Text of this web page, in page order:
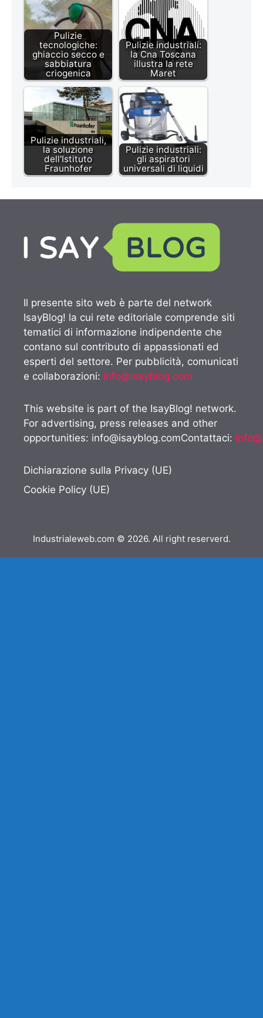
Pulizie
tecnologiche:
ghiaccio secco e
sabbiatura
criogenica
Pulizie industriali:
la Cna Toscana
illustra la rete
Maret
Pulizie industriali,
la soluzione
dell'Istituto
Fraunhofer
Pulizie industriali:
gli aspiratori
universali di liquidi
Il presente sito web è parte del network
IsayBlog! la cui rete editoriale comprende siti
tematici di informazione indipendente che
contano sul contributo di appassionati ed
esperti del settore. Per pubblicità, comunicati
e collaborazioni: info@isayblog.com
This website is part of the IsayBlog! network.
For advertising, press releases and other
opportunities: info@isayblog.comContattaci:
Dichiarazione sulla Privacy (UE)
Cookie Policy (UE)
Industrialeweb.com © 2026. All right reserverd.